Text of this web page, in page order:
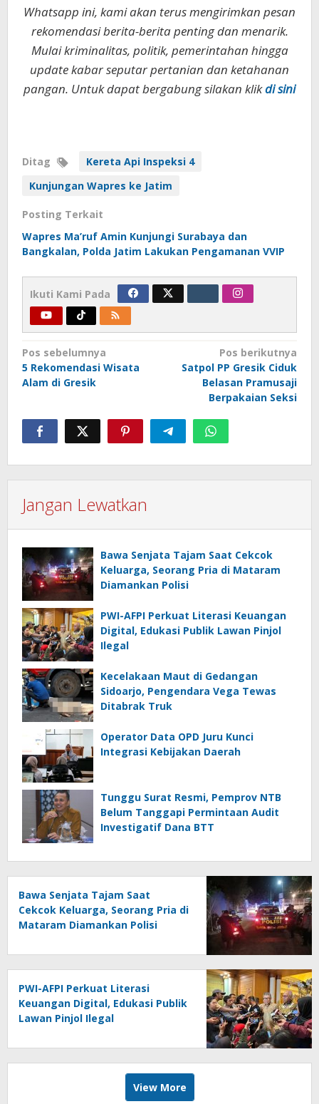
Whatsapp ini, kami akan terus mengirimkan pesan
rekomendasi berita-berita penting dan menarik.
Mulai kriminalitas, politik, pemerintahan hingga
update kabar seputar pertanian dan ketahanan
pangan. Untuk dapat bergabung silakan klikdi sini
Ditag
Kereta Api Inspeksi 4
Kunjungan Wapres ke Jatim
Posting Terkait
Wapres Ma’ruf Amin Kunjungi Surabaya dan
Bangkalan, Polda Jatim Lakukan Pengamanan VVIP
Ikuti Kami Pada
Navigasi
pos
Pos sebelumnya
5 Rekomendasi Wisata
Alam di Gresik
Pos berikutnya
Satpol PP Gresik Ciduk
Belasan Pramusaji
Berpakaian Seksi
Jangan Lewatkan
Bawa Senjata Tajam Saat Cekcok
Keluarga, Seorang Pria di Mataram
Diamankan Polisi
PWI-AFPI Perkuat Literasi Keuangan
Digital, Edukasi Publik Lawan Pinjol
Ilegal
Kecelakaan Maut di Gedangan
Sidoarjo, Pengendara Vega Tewas
Ditabrak Truk
Operator Data OPD Juru Kunci
Integrasi Kebijakan Daerah
Tunggu Surat Resmi, Pemprov NTB
Belum Tanggapi Permintaan Audit
Investigatif Dana BTT
Bawa Senjata Tajam Saat
Cekcok Keluarga, Seorang Pria di
Mataram Diamankan Polisi
PWI-AFPI Perkuat Literasi
Keuangan Digital, Edukasi Publik
Lawan Pinjol Ilegal
View More